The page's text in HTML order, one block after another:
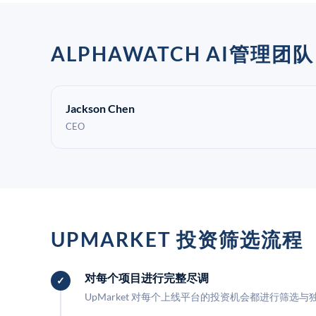
ALPHAWATCH AI管理团队
Jackson Chen
CEO
UPMARKET 投资筛选流程
对每个项目进行完整尽调
UpMarket 对每个上线平台的投资机会都进行筛选与